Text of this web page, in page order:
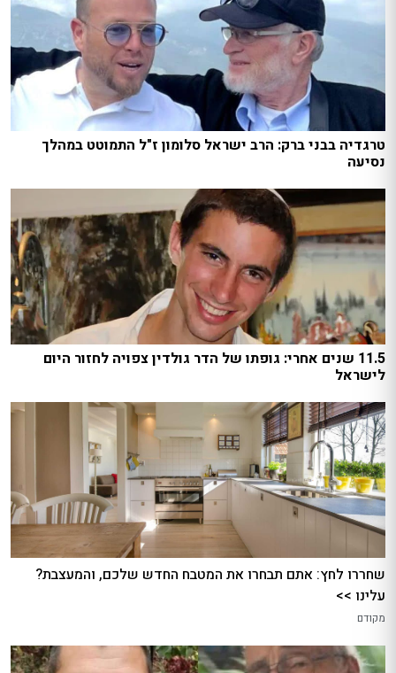
טרגדיה בבני ברק: הרב ישראל סלומון ז"ל התמוטט במהלך
נסיעה
11.5 שנים אחרי: גופתו של הדר גולדין צפויה לחזור היום
לישראל
שחררו לחץ: אתם תבחרו את המטבח החדש שלכם, והמעצבת?
עלינו >>
מקודם